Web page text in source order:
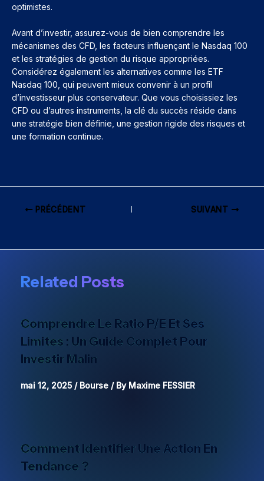
optimistes.
Avant d’investir, assurez-vous de bien comprendre les
mécanismes des CFD, les facteurs influençant le Nasdaq 100
et les stratégies de gestion du risque appropriées.
Considérez également les alternatives comme les ETF
Nasdaq 100, qui peuvent mieux convenir à un profil
d’investisseur plus conservateur. Que vous choisissiez les
CFD ou d’autres instruments, la clé du succès réside dans
une stratégie bien définie, une gestion rigide des risques et
une formation continue.
PRÉCÉDENT SUIVANT
Related Posts
Comprendre Le Ratio P/E Et Ses
Limites : Un Guide Complet Pour
Investir Malin
mai 12, 2025 / Bourse / By Maxime FESSIER
Comment Identifier Une Action En
Tendance ?